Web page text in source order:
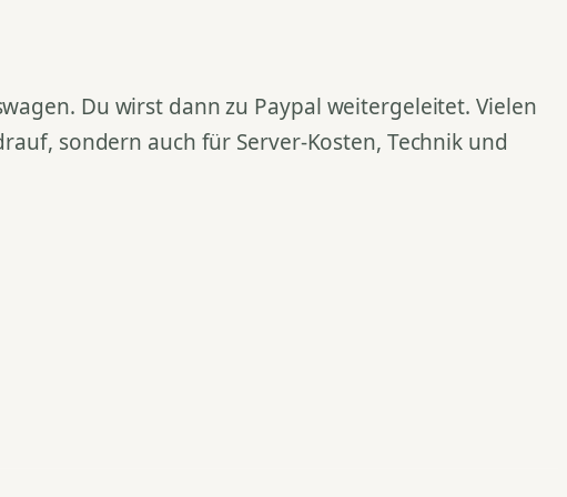
Du wirst dann zu Paypal weitergeleitet. Vielen
sondern auch für Server-Kosten, Technik und